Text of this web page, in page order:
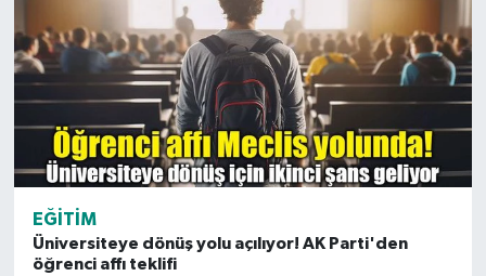
EĞITIM
Üniversiteye dönüş yolu açılıyor! AK Parti'den
öğrenci affı teklifi